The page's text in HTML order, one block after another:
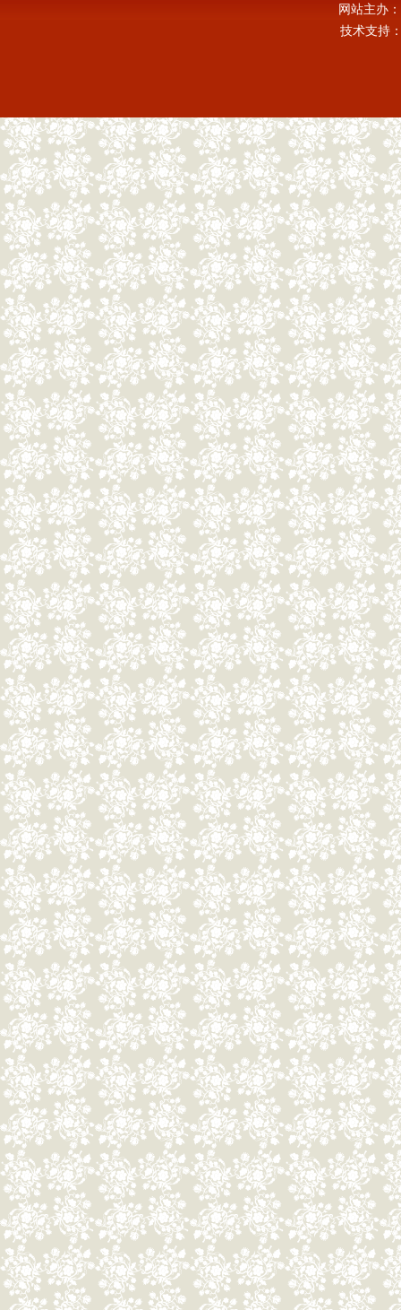
网站主办
技术支持